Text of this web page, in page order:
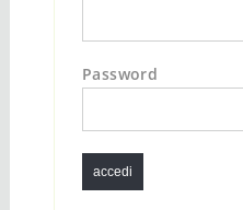
Password